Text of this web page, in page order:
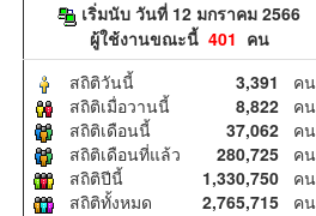
เริ่มนับ วันที่ 12 มกราคม 2566
ผู้ใช้งานขณะนี้ 401 คน
สถิติวันนี้
3,391 คน
สถิติเมื่อวานนี้
8,822คน
สถิติเดือนนี้
37,062คน
สถิติเดือนที่แล้ว
280,725คน
สถิติปีนี้
1,330,750คน
สถิติทั้งหมด
2,765,715คน